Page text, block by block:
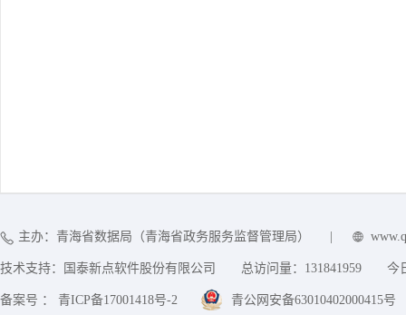
主办：青海省数据局（青海省政务服务监督管理局）
技术支持：国泰新点软件股份有限公司 总访问量： 131841959 今
备案号 ： 青ICP备17001418号-2 青公网安备63010402000415号